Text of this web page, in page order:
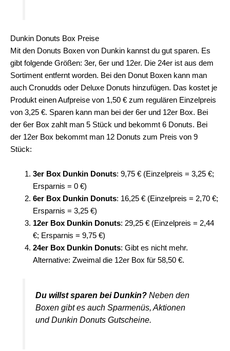
Dunkin Donuts Box Preise
Mit den Donuts Boxen von Dunkin kannst du gut sparen. Es
gibt folgende Größen: 3er, 6er und 12er. Die 24er ist aus dem
Sortiment entfernt worden. Bei den Donut Boxen kann man
auch Cronudds oder Deluxe Donuts hinzufügen. Das kostet je
Produkt einen Aufpreise von 1,50 € zum regulären Einzelpreis
von 3,25 €. Sparen kann man bei der 6er und 12er Box. Bei
der 6er Box zahlt man 5 Stück und bekommt 6 Donuts. Bei
der 12er Box bekommt man 12 Donuts zum Preis von 9
Stück:
3er Box Dunkin Donuts: 9,75 € (Einzelpreis = 3,25 €;
Ersparnis = 0 €)
6er Box Dunkin Donuts: 16,25 € (Einzelpreis = 2,70 €;
Ersparnis = 3,25 €)
12er Box Dunkin Donuts: 29,25 € (Einzelpreis = 2,44
€; Ersparnis = 9,75 €)
24er Box Dunkin Donuts: Gibt es nicht mehr.
Alternative: Zweimal die 12er Box für 58,50 €.
Du willst sparen bei Dunkin? Neben den
Boxen gibt es auch Sparmenüs, Aktionen
und Dunkin Donuts Gutscheine.